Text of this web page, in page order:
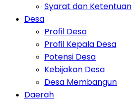
Syarat dan Ketentuan
Desa
Profil Desa
Profil Kepala Desa
Potensi Desa
Kebijakan Desa
Desa Membangun
Daerah